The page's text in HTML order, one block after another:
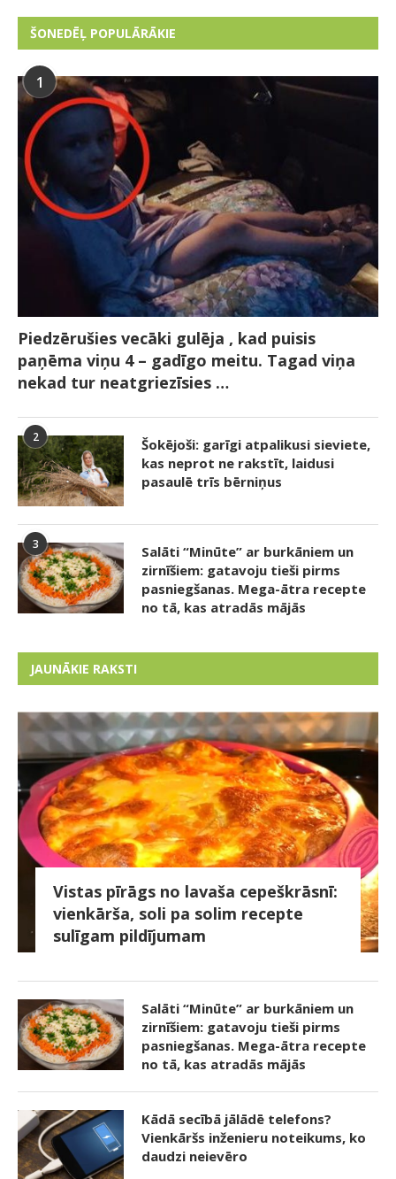
ŠONEDĒĻ POPULĀRĀKIE
1
Piedzērušies vecāki gulēja , kad puisis
paņēma viņu 4 – gadīgo meitu. Tagad viņa
nekad tur neatgriezīsies …
2
Šokējoši: garīgi atpalikusi sieviete,
kas neprot ne rakstīt, laidusi
pasaulē trīs bērniņus
3
Salāti “Minūte” ar burkāniem un
zirnīšiem: gatavoju tieši pirms
pasniegšanas. Mega-ātra recepte
no tā, kas atradās mājās
JAUNĀKIE RAKSTI
Vistas pīrāgs no lavaša cepeškrāsnī:
vienkārša, soli pa solim recepte
sulīgam pildījumam
Salāti “Minūte” ar burkāniem un
zirnīšiem: gatavoju tieši pirms
pasniegšanas. Mega-ātra recepte
no tā, kas atradās mājās
Kādā secībā jālādē telefons?
Vienkāršs inženieru noteikums, ko
daudzi neievēro